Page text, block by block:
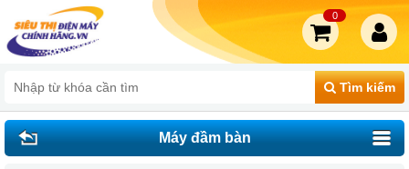
Tìm kiếm
0
Máy đầm bàn